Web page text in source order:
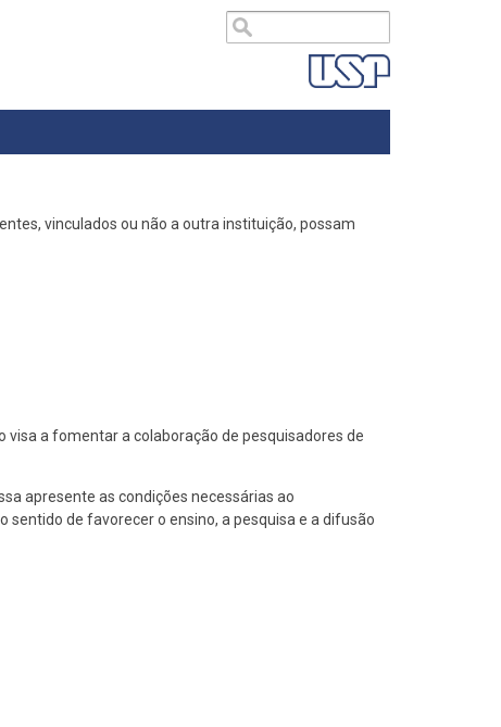
vinculados ou não a outra instituição, possam
visa a fomentar a colaboração de pesquisadores de
apresente as condições necessárias ao
de favorecer o ensino, a pesquisa e a difusão